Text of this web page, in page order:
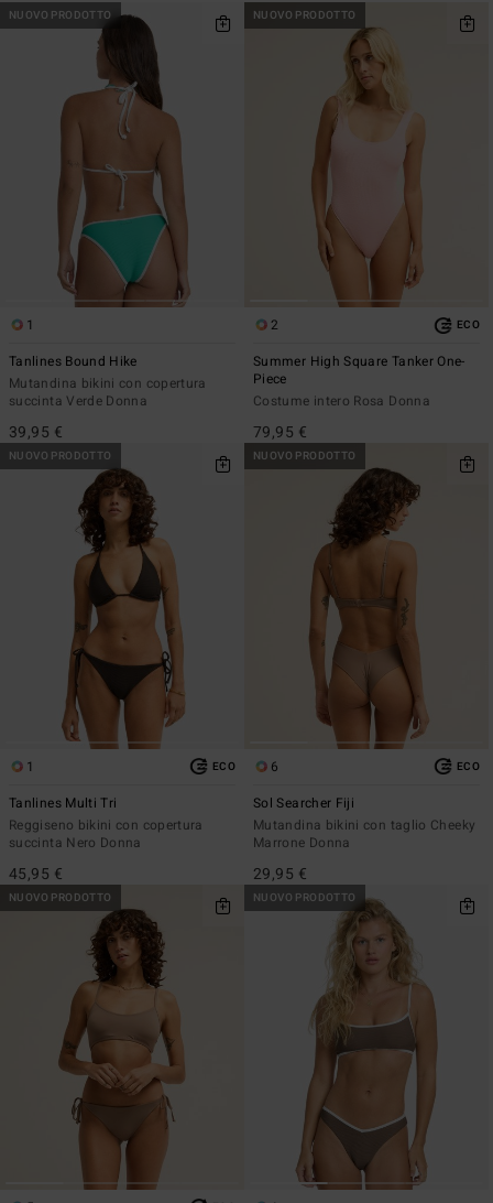
NUOVO PRODOTTO
1
Tanlines Bound Hike
Mutandina bikini con copertura
succinta Verde Donna
39,95 €
NUOVO PRODOTTO
2 ECO
Summer High Square Tanker One-
Piece
Costume intero Rosa Donna
79,95 €
NUOVO PRODOTTO
1 ECO
Tanlines Multi Tri
Reggiseno bikini con copertura
succinta Nero Donna
45,95 €
NUOVO PRODOTTO
6 ECO
Sol Searcher Fiji
Mutandina bikini con taglio Cheeky
Marrone Donna
29,95 €
NUOVO PRODOTTO NUOVO PRODOTTO